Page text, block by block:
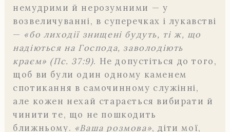
немудрими й нерозумними — у
возвеличуванні, в суперечках і лукавстві
— «бо лиходії знищені будуть, ті ж, що
надіються на Господа, заволодіють
краєм» (Пс. 37:9). Не допустіться до того,
щоб ви були один одному каменем
спотикання в самочинному служінні,
але кожен нехай старається вибирати й
чинити те, що не пошкодить
ближньому. «Ваша розмова», діти мої,